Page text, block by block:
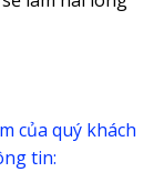
của quý khách
tin: